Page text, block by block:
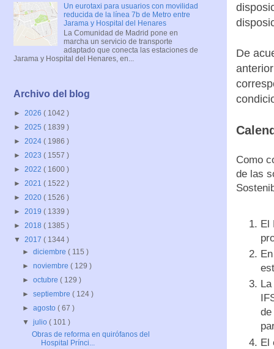
De
Como
de las
El
de
El
Un eurotaxi para usuarios con movilidad
reducida de la línea 7b de Metro entre
Jarama y Hospital del Henares
La Comunidad de Madrid pone en
marcha un servicio de transporte
adaptado que conecta las estaciones de
Jarama y Hospital del Henares, en...
Archivo del blog
► 2026 ( 1042 )
► 2025 ( 1839 )
► 2024 ( 1986 )
► 2023 ( 1557 )
► 2022 ( 1600 )
► 2021 ( 1522 )
► 2020 ( 1526 )
► 2019 ( 1339 )
► 2018 ( 1385 )
▼ 2017 ( 1344 )
►diciembre( 115 )
►noviembre( 129 )
►octubre( 129 )
►septiembre( 124 )
►agosto( 67 )
▼julio( 101 )
Obras de reforma en quirófanos del
Hospital Prínci...